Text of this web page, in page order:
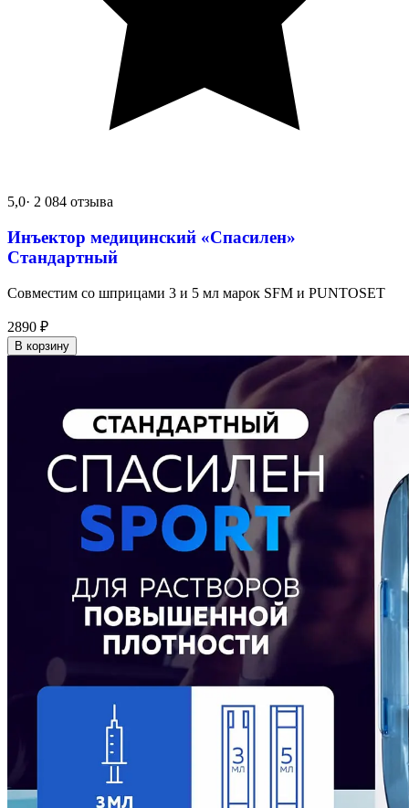
5,0· 2 084 отзыва
Инъектор медицинский «Спасилен»
Стандартный
Совместим со шприцами 3 и 5 мл марок SFM и PUNTOSET
2890 ₽
В корзину